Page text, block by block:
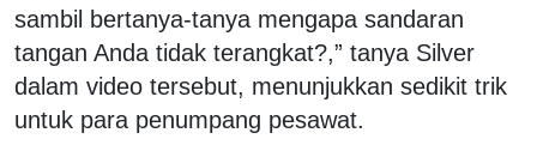
sambil bertanya-tanya mengapa sandaran
tangan Anda tidak terangkat?,” tanya Silver
dalam video tersebut, menunjukkan sedikit trik
untuk para penumpang pesawat.